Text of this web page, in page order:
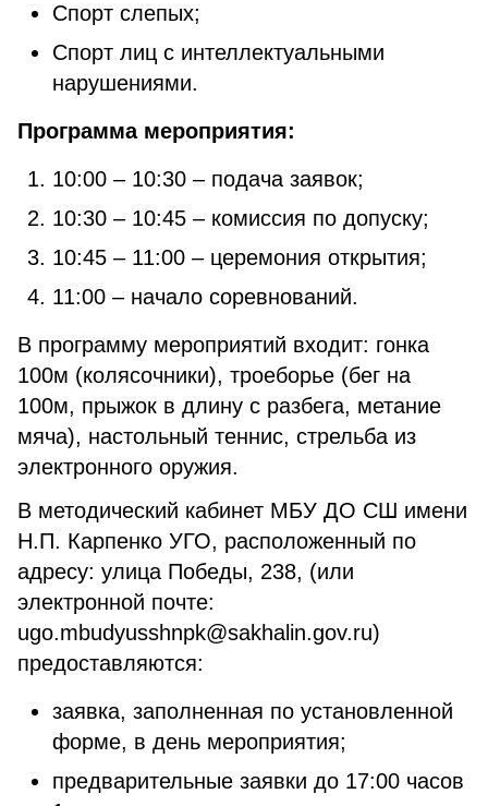
Спорт слепых;
Спорт лиц с интеллектуальными
нарушениями.
Программа мероприятия:
10:00 – 10:30 – подача заявок;
10:30 – 10:45 – комиссия по допуску;
10:45 – 11:00 – церемония открытия;
11:00 – начало соревнований.
В программу мероприятий входит: гонка
100м (колясочники), троеборье (бег на
100м, прыжок в длину с разбега, метание
мяча), настольный теннис, стрельба из
электронного оружия.
В методический кабинет МБУ ДО СШ имени
Н.П. Карпенко УГО, расположенный по
адресу: улица Победы, 238, (или
электронной почте:
ugo.mbudyusshnpk@sakhalin.gov.ru)
предоставляются:
заявка, заполненная по установленной
форме, в день мероприятия;
предварительные заявки до 17:00 часов